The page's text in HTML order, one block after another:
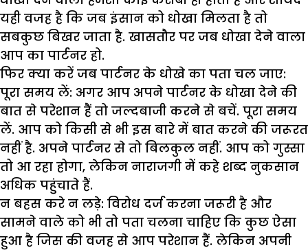
यही वजह है कि जब इंसान को धोखा मिलता है तो
सबकुछ बिखर जाता है. खासतौर पर जब धोखा देने वाला
आप का पार्टनर हो.
फिर क्या करें जब पार्टनर के धोखे का पता चल जाए:
पूरा समय लें: अगर आप अपने पार्टनर के धोखा देने की
बात से परेशान हैं तो जल्दबाजी करने से बचें. पूरा समय
लें. आप को किसी से भी इस बारे में बात करने की जरूरत
नहीं है. अपने पार्टनर से तो बिलकुल नहीं. आप को गुस्सा
तो आ रहा होगा, लेकिन नाराजगी में कहे शब्द नुकसान
अधिक पहुंचाते हैं.
न बहस करे न लड़े: विरोध दर्ज करना जरूरी है और
सामने वाले को भी तो पता चलना चाहिए कि कुछ ऐसा
हुआ है जिस की वजह से आप परेशान हैं. लेकिन अपनी